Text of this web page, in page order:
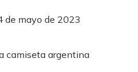
de mayo de 2023